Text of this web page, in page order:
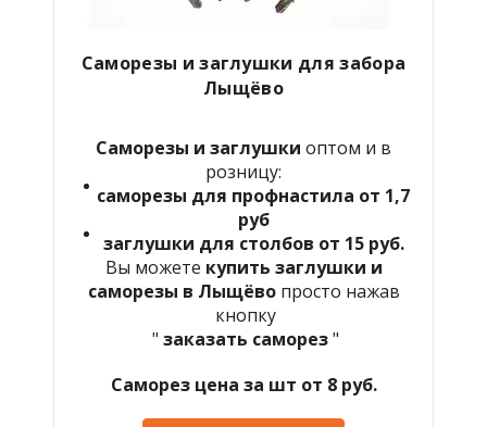
Саморезы и заглушки для забора
Лыщёво
Саморезы и заглушки оптом и в
розницу:
саморезы для профнастила от 1,7
руб
заглушки для столбов от 15 руб.
Вы можете купить заглушки и
саморезы в Лыщёво просто нажав
кнопку
" заказать саморез"
Саморез цена за шт от 8 руб.